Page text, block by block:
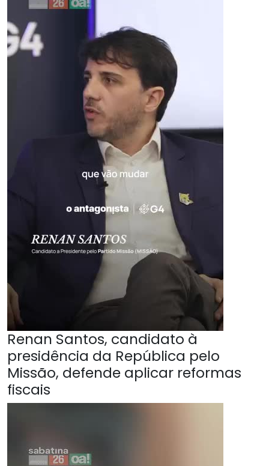
Renan Santos, candidato à
presidência da República pelo
Missão, defende aplicar reformas
fiscais